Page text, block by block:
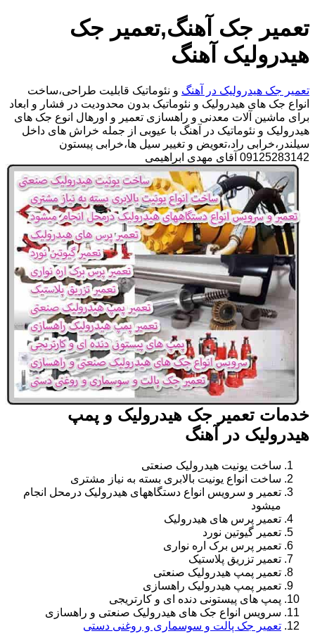
تعمیر جک آهنگ,تعمیر جک
هیدرولیک آهنگ
تعمیر جک هیدرولیک در آهنگ و نئوماتیک قابلیت طراحی،ساخت
انواع جک های هیدرولیک و نئوماتیک بدون محدودیت در فشار و ابعاد
برای ماشین آلات معدنی و راهسازی تعمیر و اورهال انوع جک های
هیدرولیک و نئوماتیک در آهنگ با عیوبی از جمله خراش های داخل
سیلندر،خرابی راد،تعویض و تغییر سیل ها،خرابی پیستون
09125283142 آقای مهدی ابراهیمی
خدمات تعمیر جک هیدرولیک و پمپ
هیدرولیک در آهنگ
ساخت یونیت هیدرولیک صنعتی
ساخت انواع یونیت بالابری بسته به نیاز مشتری
تعمیر و سرویس انواع دستگاههای هیدرولیک درمحل انجام
میشود
تعمیر پرس های هیدرولیک
تعمیر گیوتین نورد
تعمیر پرس برک اره نواری
تعمیر تزریق پلاستیک
تعمیر پمپ هیدرولیک صنعتی
تعمیر پمپ هیدرولیک راهسازی
پمپ های پیستونی دنده ای و کارتریجی
سرویس انواع جک های هیدرولیک صنعتی و راهسازی
تعمیر جک پالت و سوسماری و روغنی دستی